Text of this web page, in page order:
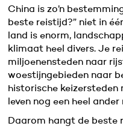
China is zo’n
beste reistijd?” niet in
land is enorm,
klimaat heel divers. Je
miljoenensteden naar
woestijngebieden naar
historische
leven nog een heel
Daarom hangt de beste